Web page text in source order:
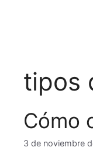
tipos
Cómo
3 de noviembre